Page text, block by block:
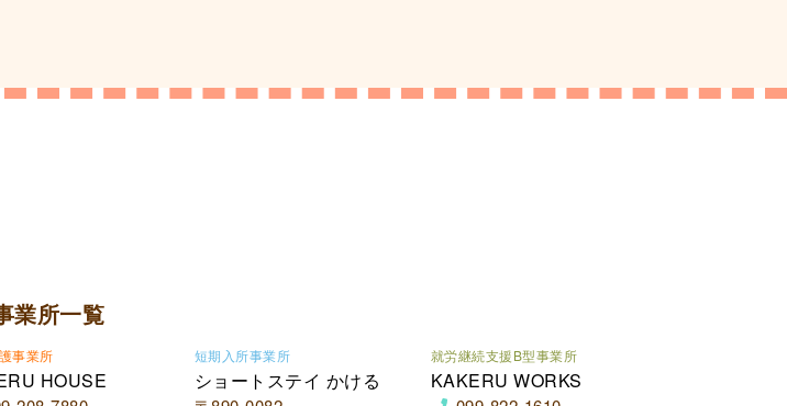
業所一覧
事業所
HOUSE
短期入所事業所
ショートステイ かける
就労継続支援B型事業所
KAKERU WORKS